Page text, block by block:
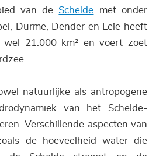
van de Schelde met onder
Durme, Dender en Leie heeft
wel 21.000 km² en voert zoet
natuurlijke als antropogene
van het Schelde-
Verschillende aspecten van
de hoeveelheid water die